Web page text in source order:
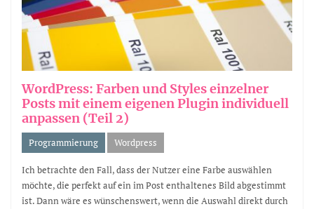
WordPress: Farben und Styles einzelner
Posts mit einem eigenen Plugin individuell
anpassen (Teil 2)
Programmierung Wordpress
Ich betrachte den Fall, dass der Nutzer eine Farbe auswählen
möchte, die perfekt auf ein im Post enthaltenes Bild abgestimmt
ist. Dann wäre es wünschenswert, wenn die Auswahl direkt durch